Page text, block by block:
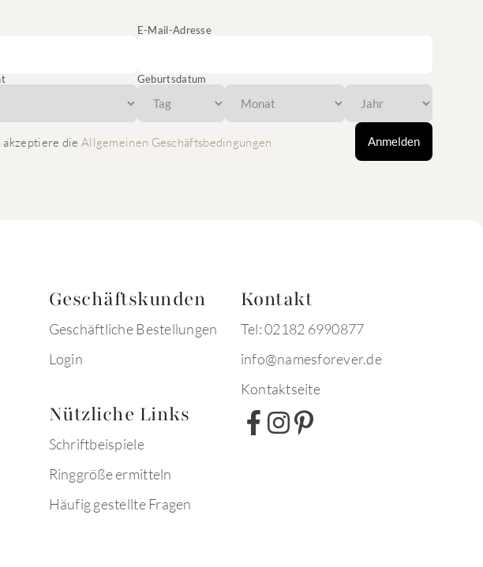
E-Mail-Adresse
Geburtsdatum
akzeptiere die Allgemeinen Geschäftsbedingungen Anmelden
Geschäftskunden
Geschäftliche Bestellungen
Login
Nützliche Links
Schriftbeispiele
Ringgröße ermitteln
Häufig gestellte Fragen
Kontakt
Tel: 02182 6990877
info@namesforever.de
Kontaktseite